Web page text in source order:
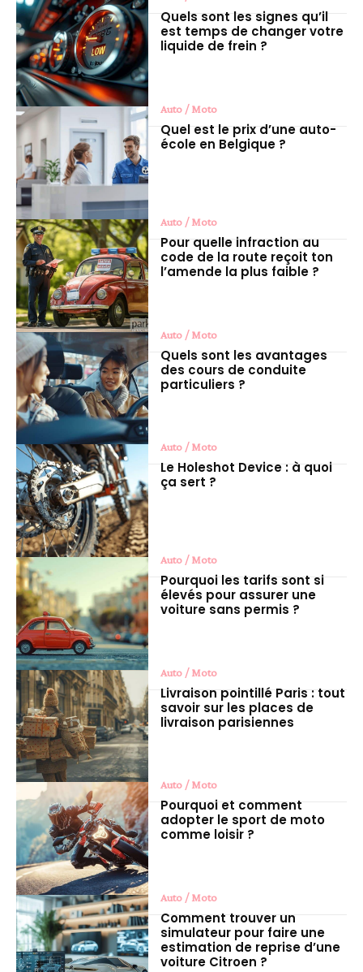
Quels sont les signes qu’il
est temps de changer votre
liquide de frein ?
Auto / Moto
Quel est le prix d’une auto-
école en Belgique ?
Auto / Moto
Pour quelle infraction au
code de la route reçoit ton
l’amende la plus faible ?
Auto / Moto
Quels sont les avantages
des cours de conduite
particuliers ?
Auto / Moto
Le Holeshot Device : à quoi
ça sert ?
Auto / Moto
Pourquoi les tarifs sont si
élevés pour assurer une
voiture sans permis ?
Auto / Moto
Livraison pointillé Paris : tout
savoir sur les places de
livraison parisiennes
Auto / Moto
Pourquoi et comment
adopter le sport de moto
comme loisir ?
Auto / Moto
Comment trouver un
simulateur pour faire une
estimation de reprise d’une
voiture Citroen ?